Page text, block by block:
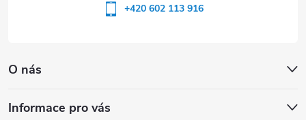
O nás
Informace pro vás
+420 602 113 916